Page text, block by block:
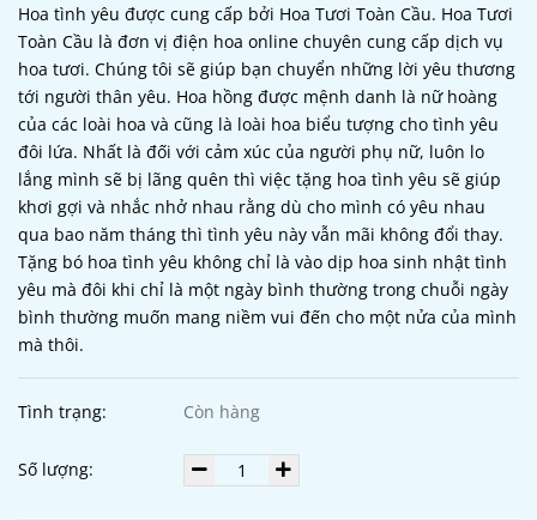
Hoa tình yêu được cung cấp bởi Hoa Tươi Toàn Cầu. Hoa Tươi
Toàn Cầu là đơn vị điện hoa online chuyên cung cấp dịch vụ
hoa tươi. Chúng tôi sẽ giúp bạn chuyển những lời yêu thương
tới người thân yêu. Hoa hồng được mệnh danh là nữ hoàng
của các loài hoa và cũng là loài hoa biểu tượng cho tình yêu
đôi lứa. Nhất là đối với cảm xúc của người phụ nữ, luôn lo
lắng mình sẽ bị lãng quên thì việc tặng hoa tình yêu sẽ giúp
khơi gợi và nhắc nhở nhau rằng dù cho mình có yêu nhau
qua bao năm tháng thì tình yêu này vẫn mãi không đổi thay.
Tặng bó hoa tình yêu không chỉ là vào dịp hoa sinh nhật tình
yêu mà đôi khi chỉ là một ngày bình thường trong chuỗi ngày
bình thường muốn mang niềm vui đến cho một nửa của mình
mà thôi.
Tình trạng: Còn hàng
Số lượng: